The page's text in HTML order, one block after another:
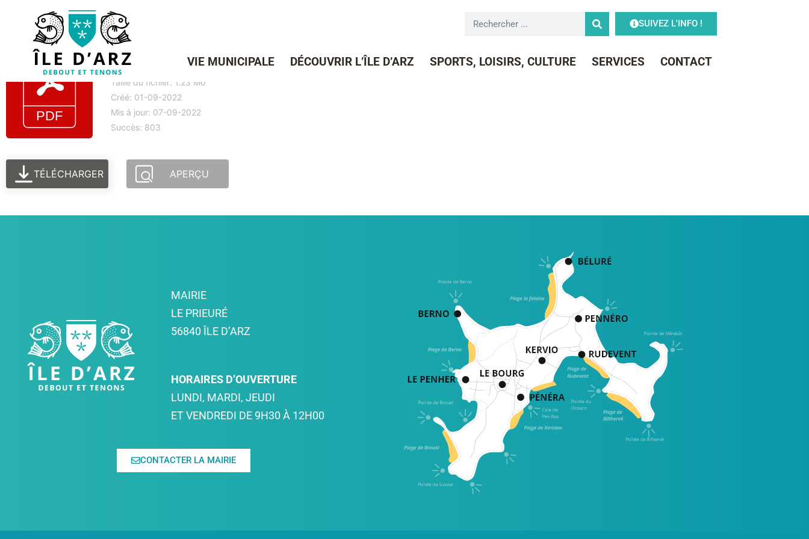
SUIVEZ L'INFO !
VIE MUNICIPALE DÉCOUVRIR L’ÎLE D’ARZ SPORTS, LOISIRS, CULTURE SERVICES CONTACT
LE PETIT COURRIER N°19
Taille du fichier: 1.23 Mo
Créé: 01-09-2022
Mis à jour: 07-09-2022
Succès: 803
TÉLÉCHARGER APERÇU
MAIRIE
LE PRIEURÉ
56840 ÎLE D’ARZ
HORAIRES D’OUVERTURE
LUNDI, MARDI, JEUDI
ET VENDREDI DE 9H30 À 12H00
CONTACTER LA MAIRIE